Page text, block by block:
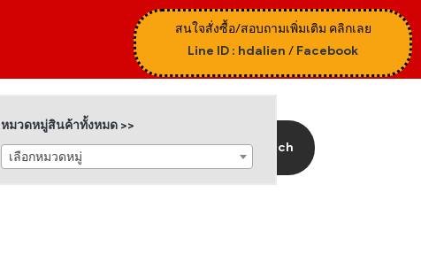
สนใจสั่งซื้อ/สอบถามเพิ่มเติม คลิกเลย
Line ID : hdalien / Facebook
Search
หมวดหมู่สินค้าทั้งหมด >>
เลือกหมวดหมู่